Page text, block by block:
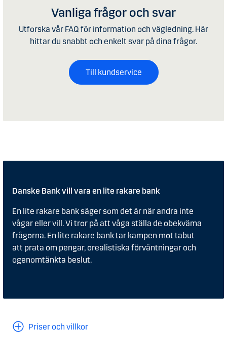
Vanliga frågor och svar
Utforska vår FAQ för information och vägledning. Här
hittar du snabbt och enkelt svar på dina frågor.
Till kundservice
Danske Bank vill vara en lite rakare bank
En lite rakare bank säger som det är när andra inte
vågar eller vill. Vi tror på att våga ställa de obekväma
frågorna. En lite rakare bank tar kampen mot tabut
att prata om pengar, orealistiska förväntningar och
ogenomtänkta beslut.
Priser och villkor